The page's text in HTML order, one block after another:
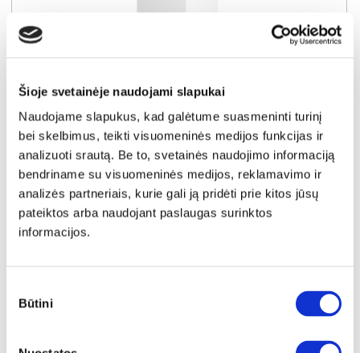
Šioje svetainėje naudojami slapukai
Naudojame slapukus, kad galėtume suasmeninti turinį
bei skelbimus, teikti visuomeninės medijos funkcijas ir
analizuoti srautą. Be to, svetainės naudojimo informaciją
bendriname su visuomeninės medijos, reklamavimo ir
analizės partneriais, kurie gali ją pridėti prie kitos jūsų
pateiktos arba naudojant paslaugas surinktos
informacijos.
pasirinkimas
Būtini
SUPER KAINA YRA SANDĖLYJE
ASPEN G30-L virtuvės spintelė (kairinė) (Blizgus baltas/Baltas)
Išmatavimai:A:72cmP:30cmG: 32cm